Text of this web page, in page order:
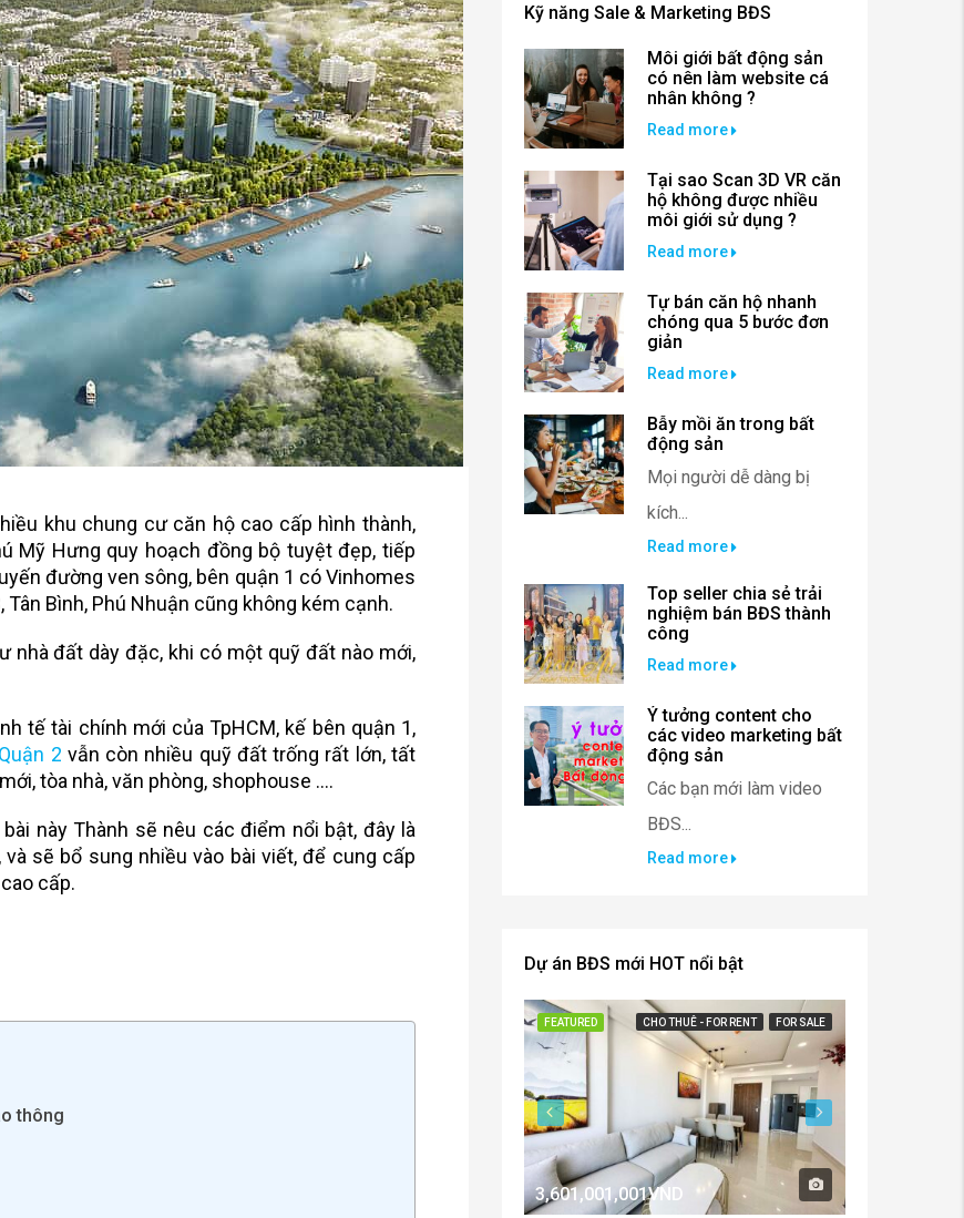
khu chung cư căn hộ cao cấp hình thành,
Mỹ Hưng quy hoạch đồng bộ tuyệt đẹp, tiếp
đường ven sông, bên quận 1 có Vinhomes
Tân Bình, Phú Nhuận cũng không kém cạnh.
nhà đất dày đặc, khi có một quỹ đất nào mới,
tế tài chính mới của TpHCM, kế bên quận 1,
Quận 2 vẫn còn nhiều quỹ đất trống rất lớn, tất
tòa nhà, văn phòng, shophouse ….
này Thành sẽ nêu các điểm nổi bật, đây là
sẽ bổ sung nhiều vào bài viết, để cung cấp
cấp.
thông
Kỹ năng Sale & Marketing BĐS
Môi giới bất động sản
có nên làm website cá
nhân không ?
Read more
Tại sao Scan 3D VR căn
hộ không được nhiều
môi giới sử dụng ?
Read more
Tự bán căn hộ nhanh
chóng qua 5 bước đơn
giản
Read more
Bẫy mồi ăn trong bất
động sản
Mọi người dễ dàng bị
kích...
Read more
Top seller chia sẻ trải
nghiệm bán BĐS thành
công
Read more
Ý tưởng content cho
các video marketing bất
động sản
Các bạn mới làm video
BĐS...
Read more
Dự án BĐS mới HOT nổi bật
FEATURED CHO THUÊ - FOR RENT FOR SALE
3,601,001,001VND